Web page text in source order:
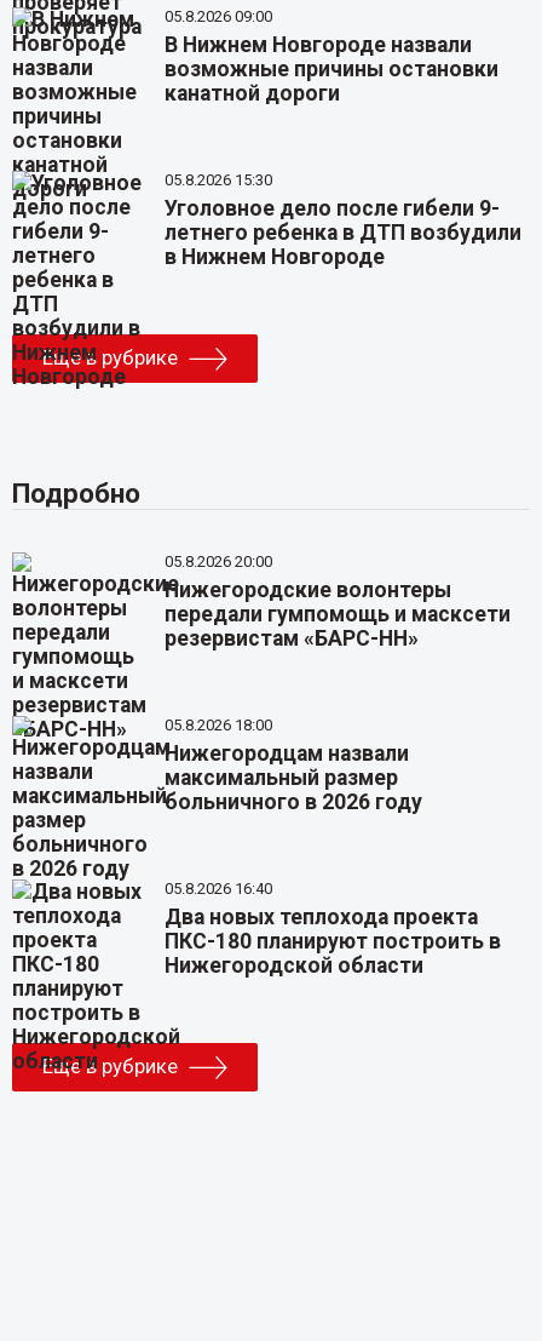
05.8.2026 09:00
В Нижнем Новгороде назвали
возможные причины остановки
канатной дороги
05.8.2026 15:30
Уголовное дело после гибели 9-
летнего ребенка в ДТП возбудили
в Нижнем Новгороде
Еще в рубрике
Подробно
05.8.2026 20:00
Нижегородские волонтеры
передали гумпомощь и масксети
резервистам «БАРС-НН»
05.8.2026 18:00
Нижегородцам назвали
максимальный размер
больничного в 2026 году
05.8.2026 16:40
Два новых теплохода проекта
ПКС-180 планируют построить в
Нижегородской области
Еще в рубрике